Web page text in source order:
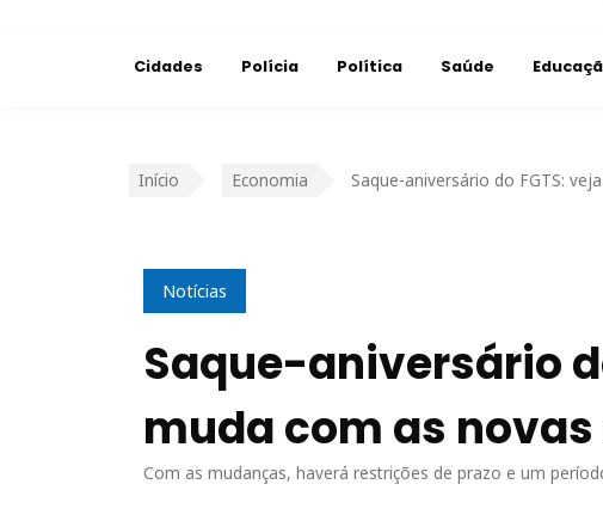
Cidades Polícia Política Saúde
Início Economia Saque-aniversário do FGTS:
Notícias
Saque-aniversário
muda com as
Com as mudanças, haverá restrições de prazo e um